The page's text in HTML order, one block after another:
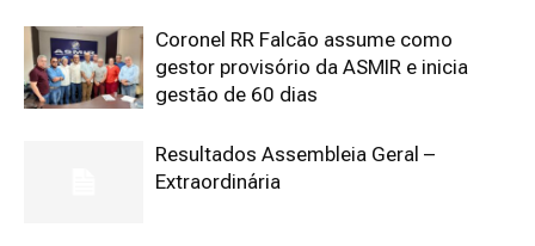
Coronel RR Falcão assume como
gestor provisório da ASMIR e inicia
gestão de 60 dias
Resultados Assembleia Geral –
Extraordinária